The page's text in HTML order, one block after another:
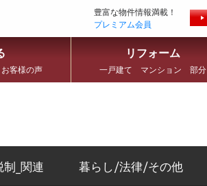
豊富な物件情報満載！
プレミアム会員
客様の声
リフォーム
一戸建て マンション 部分
_関連 暮らし/法律/その他